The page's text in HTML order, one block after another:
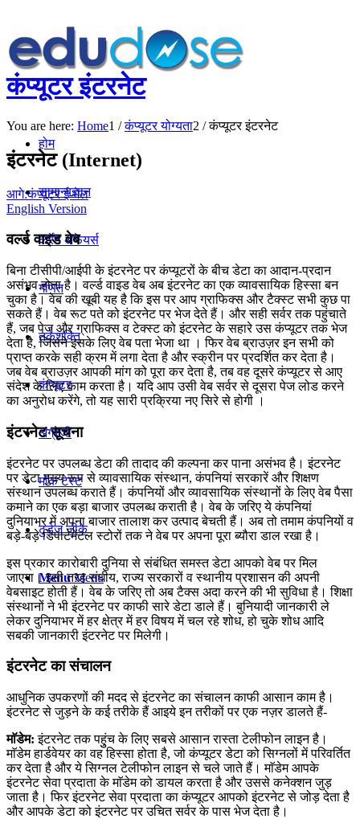
होम
सामान्यज्ञान
कर्रेंट अफेयर्स
गणित
तर्कशक्ति
कंप्यूटर
अंग्रेजी
मॉक टेस्ट
टुडेज जीके
Menu Menu
कंप्यूटर इंटरनेट
You are here: Home1 / कंप्यूटर योग्यता2 / कंप्यूटर इंटरनेट
इंटरनेट (Internet)
आगे:कंप्यूटर ई-मेल
English Version
वर्ल्ड वाइड वेब
बिना टीसीपी/आईपी के इंटरनेट पर कंप्यूटरों के बीच डेटा का आदान-प्रदान
असंभव होता है। वर्ल्ड वाइड वेब अब इंटरनेट का एक व्यावसायिक हिस्सा बन
चुका है। वेब की खूबी यह है कि इस पर आप ग्राफिक्स और टैक्स्ट सभी कुछ पा
सकते हैं। वेब रूट पते को इंटरनेट पर भेज देते हैं। और सही सर्वर तक पहुंचाते
हैं, जब पेज और ग्राफिक्स व टेक्स्ट को इंटरनेट के सहारे उस कंप्यूटर तक भेज
देता है, जिसने इसके लिए वेब पता भेजा था । फिर वेब ब्राउज़र इन सभी को
प्राप्त करके सही क्रम में लगा देता है और स्क्रीन पर प्रदर्शित कर देता है।
जब वेब ब्राउज़र आपकी मांग को पूरा कर देता है, तब वह दूसरे कंप्यूटर से आए
संदेश के लिए काम करता है। यदि आप उसी वेब सर्वर से दूसरा पेज लोड करने
का अनुरोध करेंगे, तो यह सारी प्रक्रिया नए सिरे से होगी ।
इंटरनेट सूचना
इंटरनेट पर उपलब्ध डेटा की तादाद की कल्पना कर पाना असंभव है। इंटरनेट
पर डेटा मुख्य रूप से व्यावसायिक संस्थान, कंपनियां सरकारें और शिक्षण
संस्थान उपलब्ध कराते हैं। कंपनियों और व्यावसायिक संस्थानों के लिए वेब पैसा
कमाने का एक बड़ा बाजार उपलब्ध कराती है। वेब के जरिए ये कंपनियां
दुनियाभर में अपना बाजार तालाश कर उत्पाद बेचती हैं। अब तो तमाम कंपनियों व
बड़े-बड़े डिपार्टमेंटल स्टोरों तक ने वेब पर अपना पूरा ब्यौरा डाल रखा है।
इस प्रकार कारोबारी दुनिया से संबंधित समस्त डेटा आपको वेब पर मिल
जाएगा। इसी तरह संघीय, राज्य सरकारों व स्थानीय प्रशासन की अपनी
वेबसाइट होती हैं। वेब के जरिए तो अब टैक्स अदा करने की भी सुविधा है। शिक्षा
संस्थानों ने भी इंटरनेट पर काफी सारे डेटा डाले हैं। बुनियादी जानकारी ले
लेकर दुनियाभर में हर क्षेत्र में हर विषय में चल रहे शोध, हो चुके शोध आदि
सबकी जानकारी इंटरनेट पर मिलेगी।
इंटरनेट का संचालन
आधुनिक उपकरणों की मदद से इंटरनेट का संचालन काफी आसान काम है।
इंटरनेट से जुड़ने के कई तरीके हैं आइये इन तरीकों पर एक नज़र डालते हैं-
माॅडेम: इंटरनेट तक पहुुंच के लिए सबसे आसान रास्ता टेलीफोन लाइन है।
माॅडेम हार्डवेयर का वह हिस्सा होता है, जो कंप्यूटर डेटा को सिग्नलों में परिवर्तित
कर देता है और ये सिग्नल टेलीफोन लाइन से चले जाते हैं। माॅडेम आपके
इंटरनेट सेवा प्रदाता के माॅडेम को डायल करता है और उससे कनेक्शन जुड़
जाता है। फिर इंटरनेट सेवा प्रदाता का कंप्यूटर आपको इंटरनेट से जोड़ देता है
और आपके डेटा को इंटरनेट पर उचित सर्वर के पास भेज देता है।